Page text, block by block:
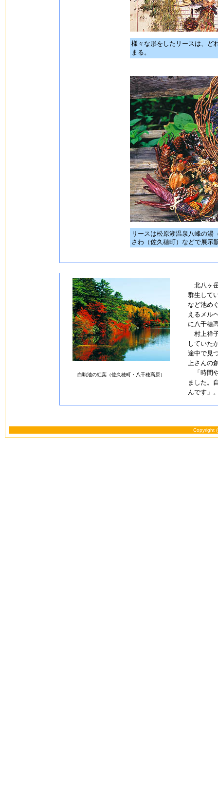
様々な形をしたリースは、ど
まる。
リースは松原湖温泉八峰の湯
さわ（佐久穂町）などで展示
白駒池の紅葉（佐久穂町・八千穂高原）
北八ヶ
群生して
など池め
えるメル
に八千穂
村上祥
していた
途中で見
上さんの
「時間
ました。
んです」
Copyright